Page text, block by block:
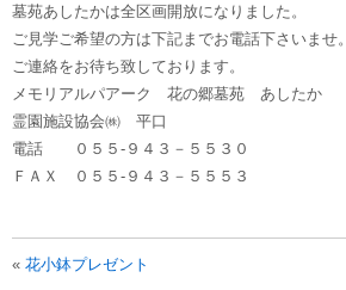
墓苑あしたかは全区画開放になりました。
ご見学ご希望の方は下記までお電話下さいませ。
ご連絡をお待ち致しております。
メモリアルパアーク 花の郷墓苑 あしたか
霊園施設協会㈱ 平口
電話 ０５５-９４３－５５３０
ＦＡＸ ０５５-９４３－５５５３
« 花小鉢プレゼント